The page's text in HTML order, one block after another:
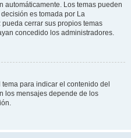
automáticamente. Los temas pueden
es tomada por La
cerrar sus propios temas
concedido los administradores.
para indicar el contenido del
los mensajes depende de los